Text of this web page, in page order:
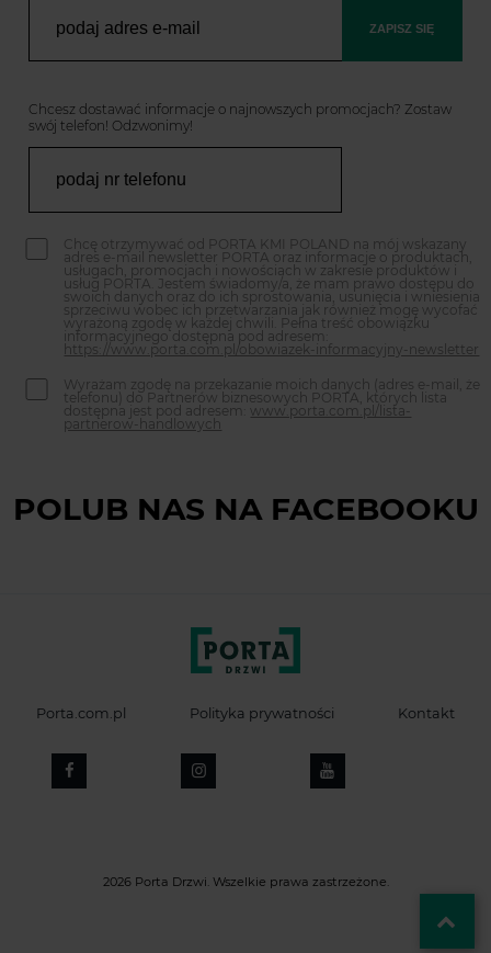
ZAPISZ SIĘ
Chcesz dostawać informacje o najnowszych promocjach? Zostaw
swój telefon! Odzwonimy!
Chcę otrzymywać od PORTA KMI POLAND na mój wskazany
adres e-mail newsletter PORTA oraz informacje o produktach,
usługach, promocjach i nowościach w zakresie produktów i
usług PORTA. Jestem świadomy/a, że mam prawo dostępu do
swoich danych oraz do ich sprostowania, usunięcia i wniesienia
sprzeciwu wobec ich przetwarzania jak również mogę wycofać
wyrażoną zgodę w każdej chwili. Pełna treść obowiązku
informacyjnego dostępna pod adresem:
https://www.porta.com.pl/obowiazek-informacyjny-newsletter
Wyrażam zgodę na przekazanie moich danych (adres e-mail, że
telefonu) do Partnerów biznesowych PORTA, których lista
dostępna jest pod adresem:
www.porta.com.pl/lista-
partnerow-handlowych
POLUB NAS NA FACEBOOKU
Porta.com.pl Polityka prywatności Kontakt
2026 Porta Drzwi. Wszelkie prawa zastrzeżone.